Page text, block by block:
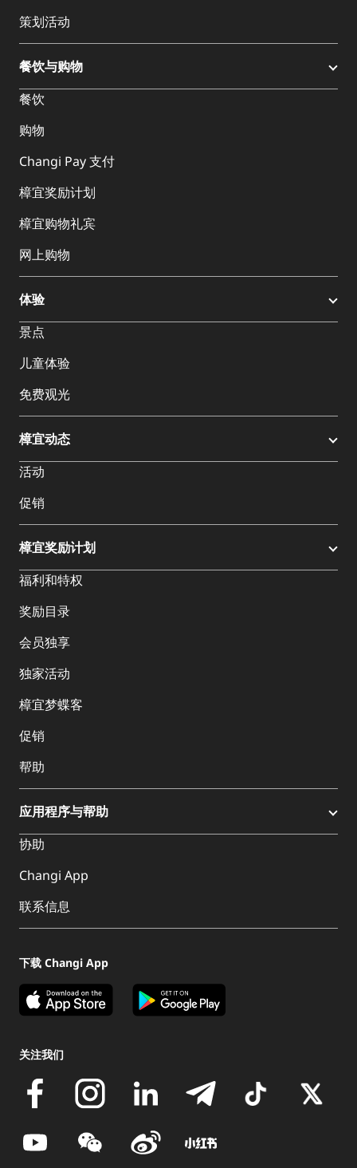
策划活动
餐饮与购物
餐饮
购物
Changi Pay 支付
樟宜奖励计划
樟宜购物礼宾
网上购物
体验
景点
儿童体验
免费观光
樟宜动态
活动
促销
樟宜奖励计划
福利和特权
奖励目录
会员独享
独家活动
樟宜梦蝶客
促销
帮助
应用程序与帮助
协助
Changi App
联系信息
下载 Changi App
关注我们